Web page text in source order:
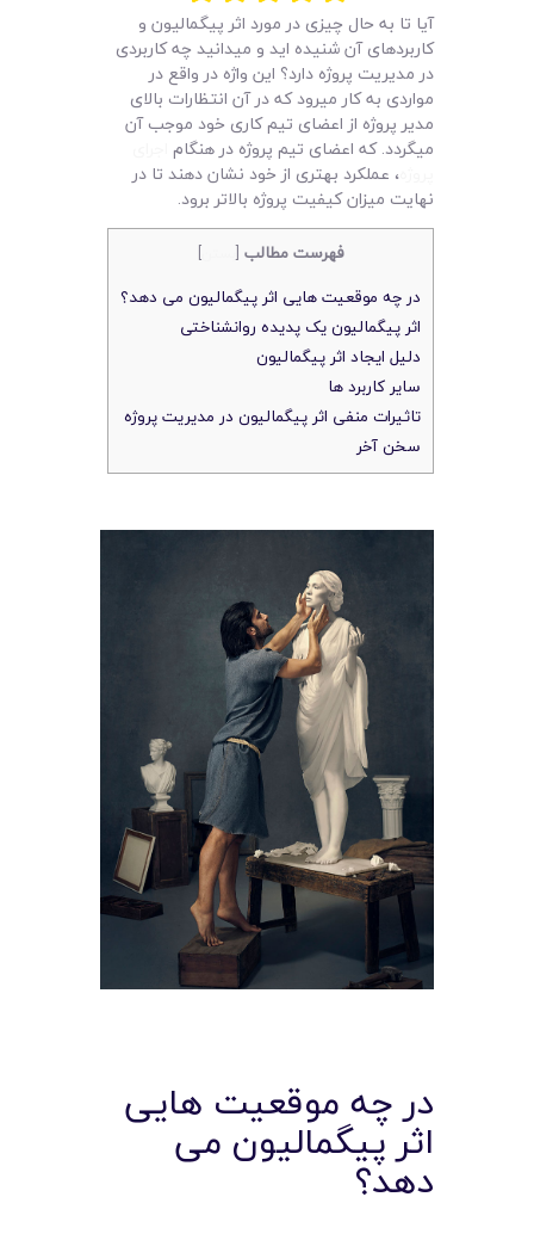
آیا تا به حال چیزی در مورد اثر پیگمالیون و
کاربردهای آن شنیده اید و میدانید چه کاربردی
در مدیریت پروژه دارد؟ این واژه در واقع در
مواردی به کار میرود که در آن انتظارات بالای
مدیر پروژه از اعضای تیم کاری خود موجب آن
میگردد. که اعضای تیم پروژه در هنگام
، عملکرد بهتری از خود نشان دهند تا در
نهایت میزان کیفیت پروژه بالاتر برود.
فهرست مطالب [بستن]
در چه موقعیت هایی اثر پیگمالیون می دهد؟
اثر پیگمالیون یک پدیده روانشناختی
دلیل ایجاد اثر پیگمالیون
سایر کاربرد ها
تاثیرات منفی اثر پیگمالیون در مدیریت پروژه
سخن آخر
در چه موقعیت هایی
اثر پیگمالیون می
دهد؟